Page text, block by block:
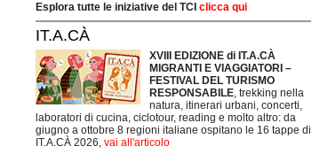
Esplora tutte le iniziative del TCI clicca qui
IT.A.CÀ
XVIII EDIZIONE di IT.A.CÀ
MIGRANTI E VIAGGIATORI –
FESTIVAL DEL TURISMO
RESPONSABILE, trekking nella
natura, itinerari urbani, concerti,
laboratori di cucina, ciclotour, reading e molto altro: da
giugno a ottobre 8 regioni italiane ospitano le 16 tappe di
IT.A.CÀ 2026, vai all'articolo